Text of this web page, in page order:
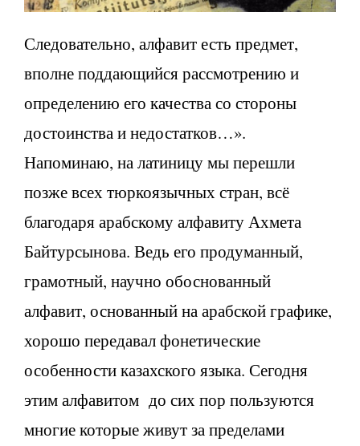
Следовательно, алфавит есть предмет,
вполне поддающийся рассмотрению и
определению его качества со стороны
достоинства и недостатков…».
Напоминаю, на латиницу мы перешли
позже всех тюркоязычных стран, всё
благодаря арабскому алфавиту Ахмета
Байтурсынова. Ведь его продуманный,
грамотный, научно обоснованный
алфавит, основанный на арабской графике,
хорошо передавал фонетические
особенности казахского языка. Сегодня
этим алфавитом до сих пор пользуются
многие которые живут за пределами